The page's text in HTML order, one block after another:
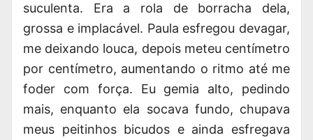
suculenta. Era a rola de borracha dela,
grossa e implacável. Paula esfregou devagar,
me deixando louca, depois meteu centímetro
por centímetro, aumentando o ritmo até me
foder com força. Eu gemia alto, pedindo
mais, enquanto ela socava fundo, chupava
meus peitinhos bicudos e ainda esfregava